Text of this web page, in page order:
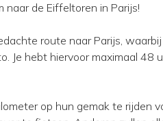
de Eiffeltoren in Parijs!
route naar Parijs,
Je hebt hiervoor maximaal 48
op hun gemak te rijden